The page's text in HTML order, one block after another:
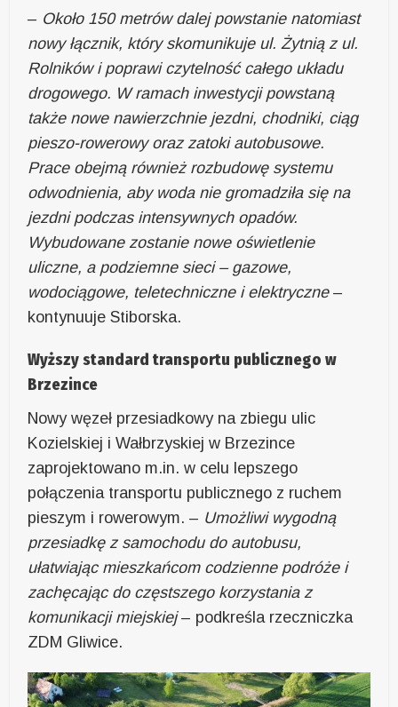
– Około 150 metrów dalej powstanie natomiast
nowy łącznik, który skomunikuje ul. Żytnią z ul.
Rolników i poprawi czytelność całego układu
drogowego. W ramach inwestycji powstaną
także nowe nawierzchnie jezdni, chodniki, ciąg
pieszo-rowerowy oraz zatoki autobusowe.
Prace obejmą również rozbudowę systemu
odwodnienia, aby woda nie gromadziła się na
jezdni podczas intensywnych opadów.
Wybudowane zostanie nowe oświetlenie
uliczne, a podziemne sieci – gazowe,
wodociągowe, teletechniczne i elektryczne–
kontynuuje Stiborska.
Wyższy standard transportu publicznego w
Brzezince
Nowy węzeł przesiadkowy na zbiegu ulic
Kozielskiej i Wałbrzyskiej w Brzezince
zaprojektowano m.in. w celu lepszego
połączenia transportu publicznego z ruchem
pieszym i rowerowym. – Umożliwi wygodną
przesiadkę z samochodu do autobusu,
ułatwiając mieszkańcom codzienne podróże i
zachęcając do częstszego korzystania z
komunikacji miejskiej– podkreśla rzeczniczka
ZDM Gliwice.